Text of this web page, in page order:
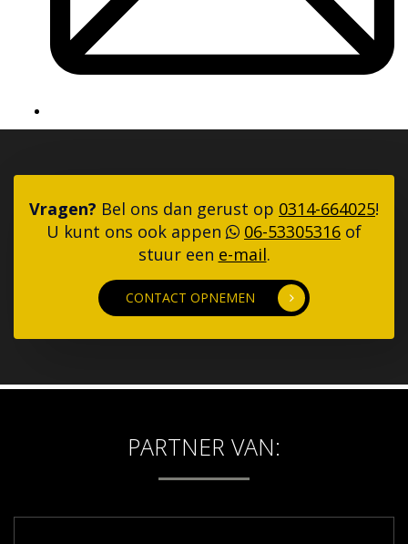
Vragen? Bel ons dan gerust op 0314-664025!
U kunt ons ook appen
06-53305316 of
stuur een e-mail.
CONTACT OPNEMEN
PARTNER VAN: